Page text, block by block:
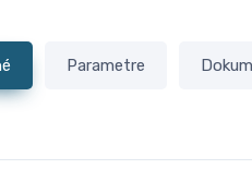
Parametre